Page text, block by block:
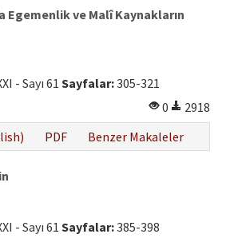
Egemenlik ve Malî Kaynakların
- Sayı 61 Sayfalar:305-321
0
2918
PDF Benzer Makaleler
- Sayı 61 Sayfalar:385-398